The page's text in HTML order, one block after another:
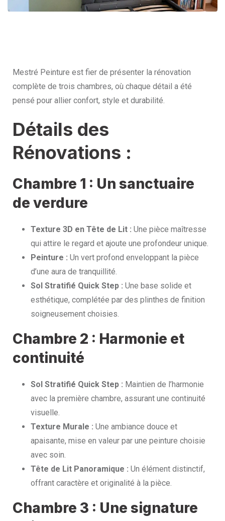
Mestré Peinture est fier de présenter la rénovation
complète de trois chambres, où chaque détail a été
pensé pour allier confort, style et durabilité.
Détails des
Rénovations :
Chambre 1 : Un sanctuaire
de verdure
Texture 3D en Tête de Lit : Une pièce maîtresse
qui attire le regard et ajoute une profondeur unique.
Peinture : Un vert profond enveloppant la pièce
d’une aura de tranquillité.
Sol Stratifié Quick Step : Une base solide et
esthétique, complétée par des plinthes de finition
soigneusement choisies.
Chambre 2 : Harmonie et
continuité
Sol Stratifié Quick Step : Maintien de l’harmonie
avec la première chambre, assurant une continuité
visuelle.
Texture Murale : Une ambiance douce et
apaisante, mise en valeur par une peinture choisie
avec soin.
Tête de Lit Panoramique : Un élément distinctif,
offrant caractère et originalité à la pièce.
Chambre 3 : Une signature